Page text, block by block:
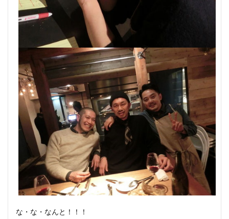
な・な・なんと！！！